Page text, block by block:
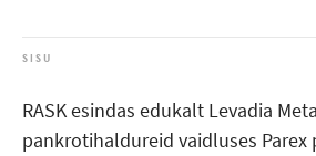
SISU
RASK esindas edukalt Levadia
pankrotihaldureid vaidluses Parex